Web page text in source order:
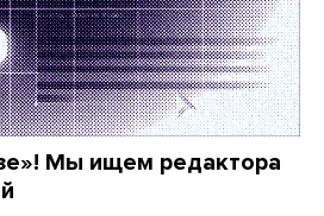
Мы ищем редактора